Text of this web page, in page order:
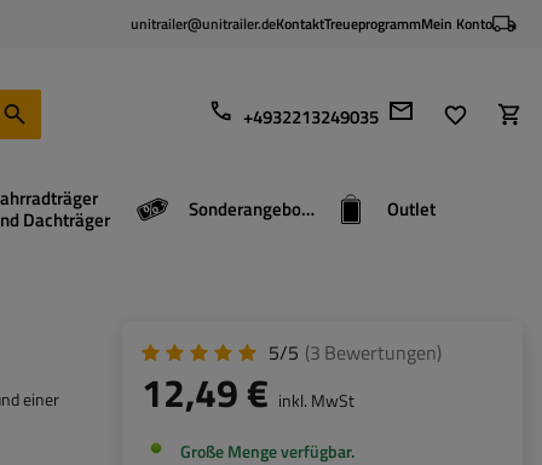
unitrailer@unitrailer.deKontaktTreueprogrammMein Konto
+4932213249035
Dachträger Sonderangebote Outlet
einer
5/5 (3 Bewertungen)
12,49 € inkl. MwSt
Große Menge verfügbar